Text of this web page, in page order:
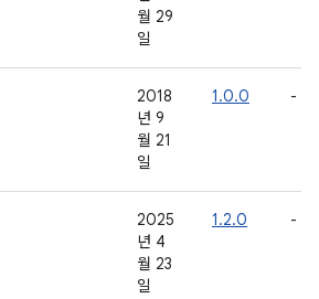
월 29
일
2018
년 9
월 21
일
1.0.0 -
2025
년 4
월 23
일
1.2.0 -